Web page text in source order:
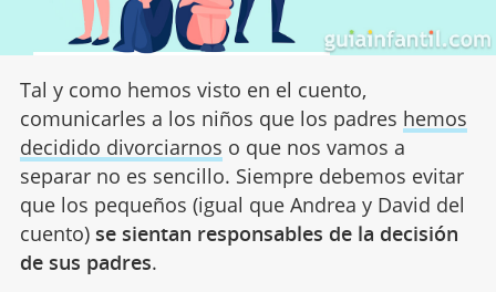
Tal y como hemos visto en el cuento,
comunicarles a los niños que los padres hemos
decidido divorciarnos o que nos vamos a
separar no es sencillo. Siempre debemos evitar
que los pequeños (igual que Andrea y David del
cuento) se sientan responsables de la decisión
de sus padres.